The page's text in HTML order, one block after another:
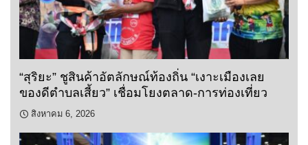
“สุริยะ” ชูสินค้าอัตลักษณ์ท้องถิ่น “เงาะเมืองเลย
ของดีตำบลเสี้ยว” เชื่อมโยงตลาด-การท่องเที่ยว
สิงหาคม 6, 2026